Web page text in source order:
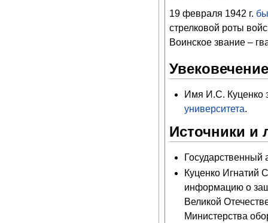
19 февраля 1942 г.
стрелковой роты
Воинское звание –
Имя И.С. Куценко
университета.
Источники и
Куценко
информацию о
Великой
Министерства